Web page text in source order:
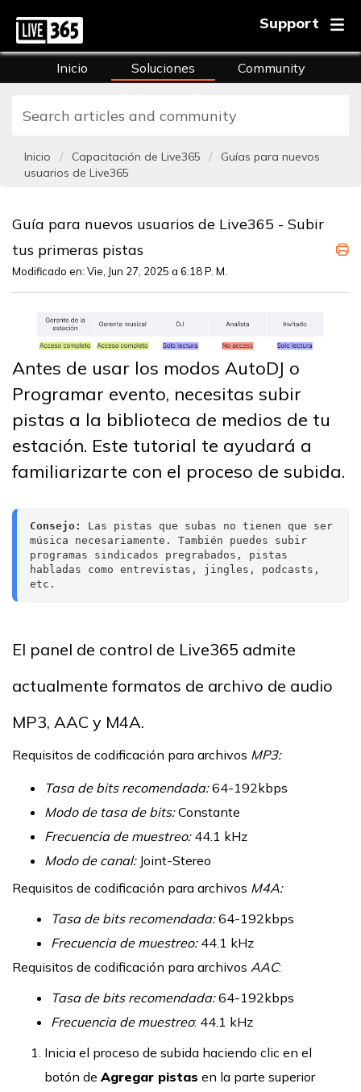
Support
Inicio Soluciones
Community
Inicio Capacitación de Live365
Guías para nuevos
usuarios de Live365
Guía para nuevos usuarios de Live365 - Subir
tus primeras pistas
Modificado en: Vie, Jun 27, 2025 a 6:18 P. M.
Antes de usar los modos AutoDJ o
Programar evento, necesitas subir
pistas a la biblioteca de medios de tu
estación. Este tutorial te ayudará a
familiarizarte con el proceso de subida.
Consejo:
Las pistas que subas no tienen que ser
música necesariamente. También puedes subir
programas sindicados pregrabados, pistas
habladas como entrevistas, jingles, podcasts,
etc.
El panel de control de Live365 admite
actualmente formatos de archivo de audio
MP3, AAC y M4A.
Requisitos de codificación para archivos MP3:
Tasa de bits recomendada:64-192kbps
Modo de tasa de bits:Constante
Frecuencia de muestreo: 44.1 kHz
Modo de canal: Joint-Stereo
Requisitos de codificación para archivos M4A:
Tasa de bits recomendada:64-192kbps
Frecuencia de muestreo:44.1 kHz
Requisitos de codificación para archivos AAC:
Tasa de bits recomendada:64-192kbps
Frecuencia de muestreo: 44.1 kHz
Inicia el proceso de subida haciendo clic en el
botón de Agregar pistas en la parte superior